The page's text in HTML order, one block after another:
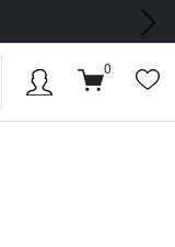
次の画像
0